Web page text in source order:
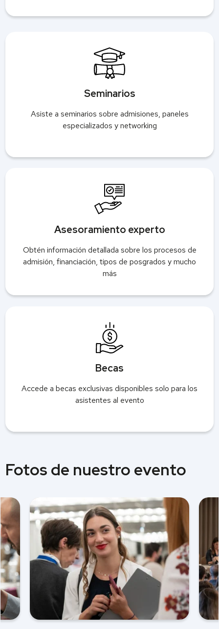
Seminarios
Asiste a seminarios sobre admisiones, paneles
especializados y networking
Asesoramiento experto
Obtén información detallada sobre los procesos de
admisión, financiación, tipos de posgrados y mucho
más
Becas
Accede a becas exclusivas disponibles solo para los
asistentes al evento
Fotos de nuestro evento